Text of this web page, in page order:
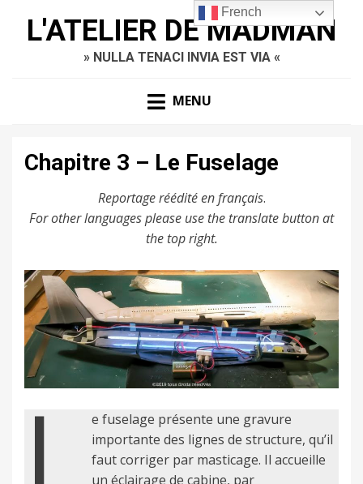
L'ATELIER DE MADMAN
» NULLA TENACI INVIA EST VIA «
MENU
Chapitre 3 – Le Fuselage
Reportage réédité en français.
For other languages please use the translate button at
the top right.
L
e fuselage présente une gravure
importante des lignes de structure, qu’il
faut corriger par masticage. Il accueille
un éclairage de cabine, par
French